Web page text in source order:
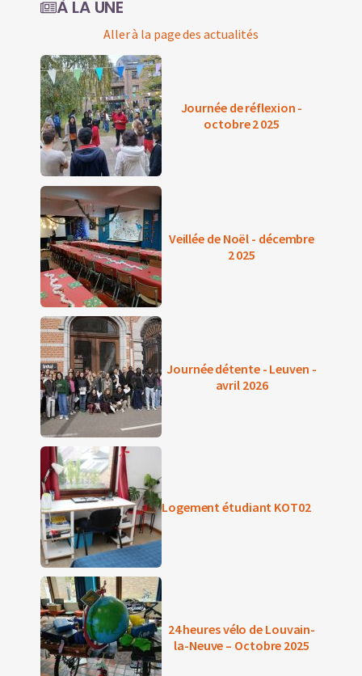
À LA UNE
Aller à la page des actualités
Journée de réflexion -
octobre 2 025
Veillée de Noël - décembre
2 025
Journée détente - Leuven -
avril 2026
Logement étudiant KOT02
24 heures vélo de Louvain-
la-Neuve – Octobre 2025